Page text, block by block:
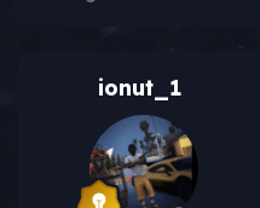
ionut_1